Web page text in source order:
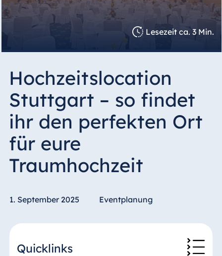
Lesezeit ca. 3 Min.
Hochzeitslocation
Stuttgart – so findet
ihr den perfekten Ort
für eure
Traumhochzeit
1. September 2025 Eventplanung
Quicklinks